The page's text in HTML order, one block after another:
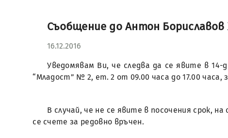
Съобщение до Антон Бориславов
16.12.2016
Уведомявам Ви, че следва да се явите в
“Младост” № 2, ет. 2 от 09.00 часа до 17.00 часа,
В случай, че не се явите в посочения срок,
се счете за редовно връчен.